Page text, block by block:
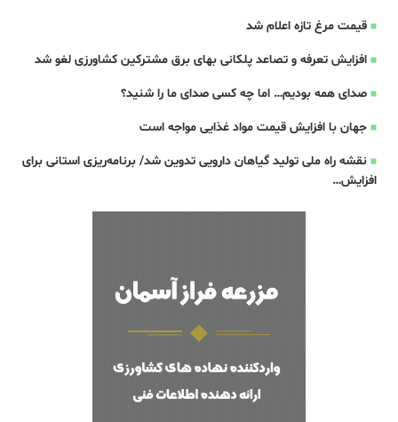
قیمت مرغ تازه اعلام شد
افزایش تعرفه و تصاعد پلکانی بهای برق مشترکین کشاورزی لغو شد
صدای همه بودیم… اما چه کسی صدای ما را شنید؟
جهان با افزایش قیمت مواد غذایی مواجه است
نقشه راه ملی تولید گیاهان دارویی تدوین شد/ برنامه‌ریزی استانی برای
افزایش…